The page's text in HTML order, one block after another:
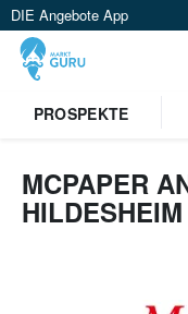
DIE Angebote App
PROSPEKTE
MCPAPER
HILDESHEIM